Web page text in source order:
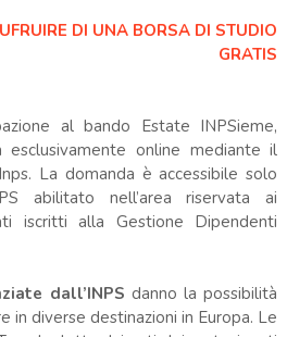
DI UNA BORSA DI STUDIO
GRATIS
al bando Estate INPSieme,
esclusivamente online mediante il
La domanda è accessibile solo
abilitato nell’area riservata ai
iscritti alla Gestione Dipendenti
dall’INPS danno la possibilità
in diverse destinazioni in Europa. Le